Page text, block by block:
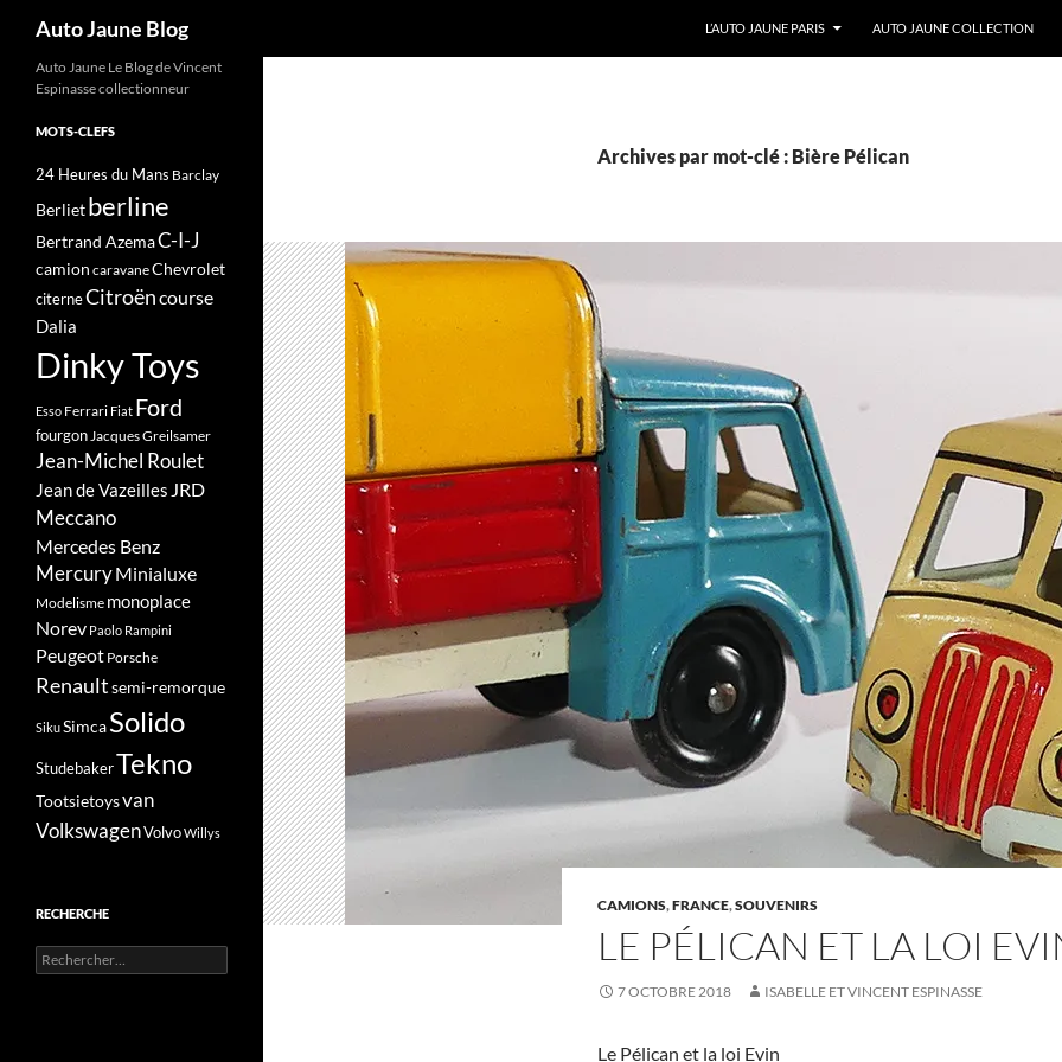
Auto Jaune Blog
L’AUTO JAUNE PARIS
AUTO JAUNE COLLECTION
Archives par mot-clé : Bière Pélican
CAMIONS,FRANCE,SOUVENIRS
LE PÉLICAN ET LA LOI
7 OCTOBRE 2018 ISABELLE ET VINCENT ESPINASSE
Le Pélican et la loi Evin
Auto Jaune Le Blog de Vincent
Espinasse collectionneur
MOTS-CLEFS
24 Heures du Mans Barclay
Berlietberline
Bertrand AzemaC-I-J
camion caravaneChevrolet
citerneCitroëncourse
Dalia
Dinky Toys
Esso Ferrari Fiat Ford
fourgonJacques Greilsamer
Jean-Michel Roulet
Jean de Vazeilles JRD
Meccano
Mercedes Benz
MercuryMinialuxe
Modelisme monoplace
Norev Paolo Rampini
Peugeot Porsche
Renaultsemi-remorque
SikuSimcaSolido
StudebakerTekno
Tootsietoysvan
VolkswagenVolvoWillys
RECHERCHE
Rechercher :